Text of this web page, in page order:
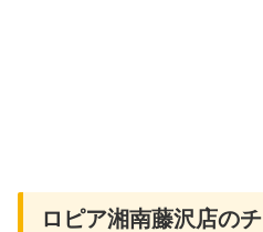
ロピア湘南藤沢店の